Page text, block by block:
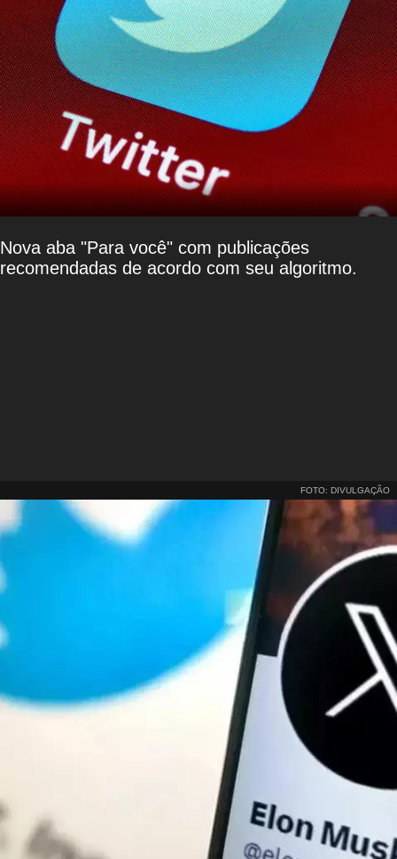
Nova aba "Para você" com publicações
recomendadas de acordo com seu algoritmo.
FOTO: DIVULGAÇÃO